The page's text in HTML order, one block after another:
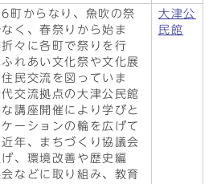
町からなり、魚吹の祭
く、春祭りから始ま
折々に各町で祭りを行
れあい文化祭や文化展
民交流を図っていま
交流拠点の大津公民館
講座開催により学びと
ーションの輪を広げて
年、まちづくり協議会
、環境改善や歴史編
などに取り組み、教育
大津公
民館